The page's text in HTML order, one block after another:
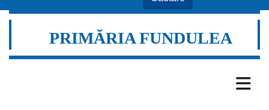
PRIMĂRIA FUNDULEA